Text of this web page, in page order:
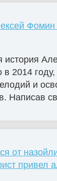
Фомин
история
в 2014
и
Написав
от
привел